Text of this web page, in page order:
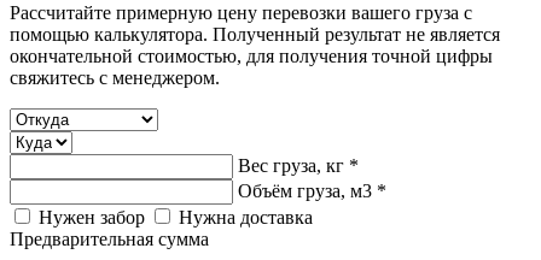
Рассчитайте примерную цену перевозки вашего груза с
помощью калькулятора. Полученный результат не является
окончательной стоимостью, для получения точной цифры
свяжитесь с менеджером.
Вес груза, кг *
Объём груза, м3 *
Нужен забор
Нужна доставка
Предварительная сумма